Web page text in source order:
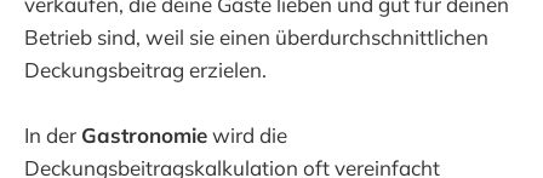
Betrieb sind, weil sie einen überdurchschnittlichen
Deckungsbeitrag erzielen.
In der Gastronomiewird die
Deckungsbeitragskalkulation oft vereinfacht